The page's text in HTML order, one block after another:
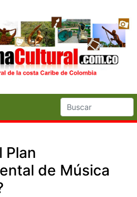
Plan
de Música